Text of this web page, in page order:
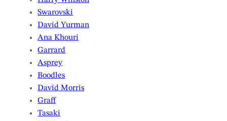
Swarovski
David Yurman
Ana Khouri
Garrard
Asprey
Boodles
David Morris
Graff
Tasaki